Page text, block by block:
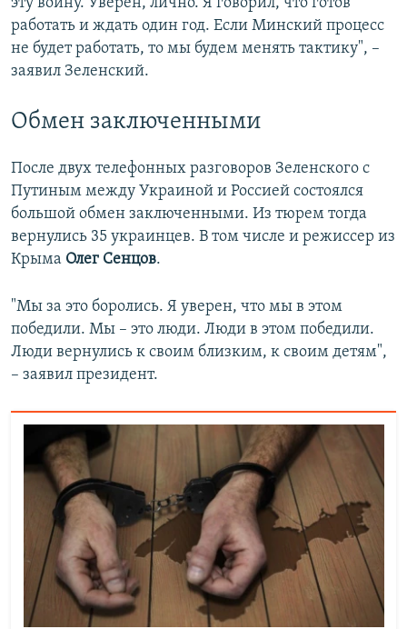
работать и ждать один год. Если Минский процесс
не будет работать, то мы будем менять тактику", –
заявил Зеленский.
Обмен заключенными
После двух телефонных разговоров Зеленского с
Путиным между Украиной и Россией состоялся
большой обмен заключенными. Из тюрем тогда
вернулись 35 украинцев. В том числе и режиссер из
Крыма Олег Сенцов.
"Мы за это боролись. Я уверен, что мы в этом
победили. Мы – это люди. Люди в этом победили.
Люди вернулись к своим близким, к своим детям",
– заявил президент.